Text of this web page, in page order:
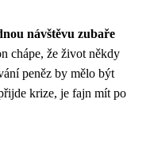
návštěvu zubaře
chápe, že život někdy
peněz by mělo být
krize, je fajn mít po